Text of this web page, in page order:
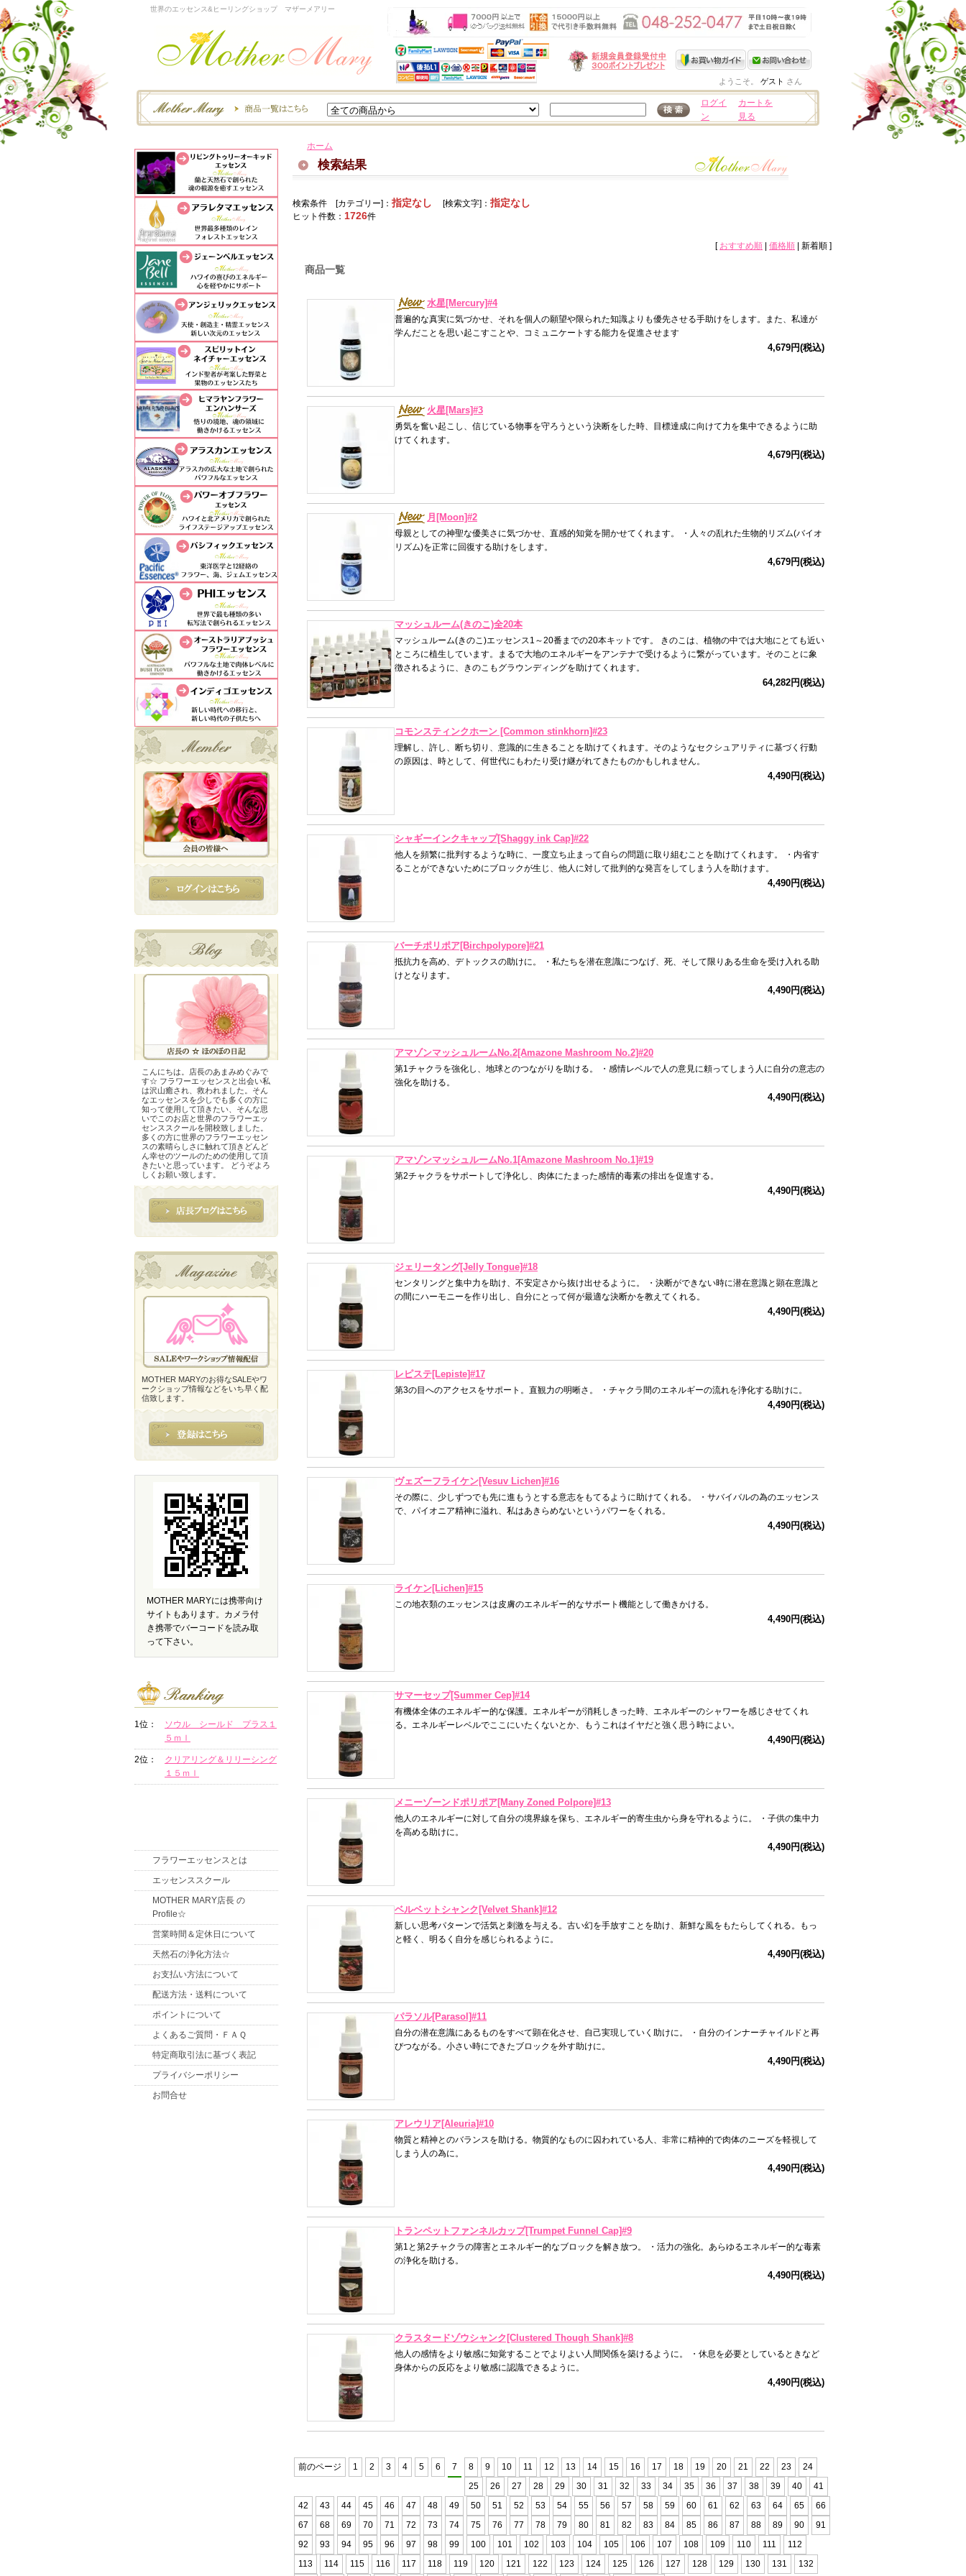
世界のエッセンス&ヒーリングショップ マザーメアリー
ようこそ。 ゲスト さん
ログイ
ン
カートを
見る
ホーム
検索結果
検索条件 [カテゴリー]： 指定なし [検索文字]： 指定なし
ヒット件数： 1726件
[ おすすめ順 価格順 | 新着順 ]
商品一覧
水星[Mercury]#4
普遍的な真実に気づかせ、それを個人の願望や限られた知識よりも優先させる手助けをします。また、私達が
学んだことを思い起こすことや、コミュニケートする能力を促進させます
4,679円(税込)
火星[Mars]#3
勇気を奮い起こし、信じている物事を守ろうという決断をした時、目標達成に向けて力を集中できるように助
けてくれます。
4,679円(税込)
月[Moon]#2
母親としての神聖な優美さに気づかせ、直感的知覚を開かせてくれます。 ・人々の乱れた生物的リズム(バイオ
リズム)を正常に回復する助けをします。
4,679円(税込)
マッシュルーム(きのこ)全20本
マッシュルーム(きのこ)エッセンス1～20番までの20本キットです。 きのこは、植物の中では大地にとても近い
ところに植生しています。まるで大地のエネルギーをアンテナで受けるように繋がっています。そのことに象
徴されるように、きのこもグラウンディングを助けてくれます。
64,282円(税込)
コモンスティンクホーン [Common stinkhorn]#23
理解し、許し、断ち切り、意識的に生きることを助けてくれます。そのようなセクシュアリティに基づく行動
の原因は、時として、何世代にもわたり受け継がれてきたものかもしれません。
4,490円(税込)
シャギーインクキャップ[Shaggy ink Cap]#22
他人を頻繁に批判するような時に、一度立ち止まって自らの問題に取り組むことを助けてくれます。 ・内省す
ることができないためにブロックが生じ、他人に対して批判的な発言をしてしまう人を助けます。
4,490円(税込)
バーチポリポア[Birchpolypore]#21
抵抗力を高め、デトックスの助けに。 ・私たちを潜在意識につなげ、死、そして限りある生命を受け入れる助
けとなります。
4,490円(税込)
アマゾンマッシュルームNo.2[Amazone Mashroom No.2]#20
第1チャクラを強化し、地球とのつながりを助ける。 ・感情レベルで人の意見に頼ってしまう人に自分の意志の
強化を助ける。
4,490円(税込)
アマゾンマッシュルームNo.1[Amazone Mashroom No.1]#19
第2チャクラをサポートして浄化し、肉体にたまった感情的毒素の排出を促進する。
4,490円(税込)
ジェリータング[Jelly Tongue]#18
センタリングと集中力を助け、不安定さから抜け出せるように。 ・決断ができない時に潜在意識と顕在意識と
の間にハーモニーを作り出し、自分にとって何が最適な決断かを教えてくれる。
4,490円(税込)
レピステ[Lepiste]#17
第3の目へのアクセスをサポート。直観力の明晰さ。 ・チャクラ間のエネルギーの流れを浄化する助けに。
4,490円(税込)
ヴェズーフライケン[Vesuv Lichen]#16
その際に、少しずつでも先に進もうとする意志をもてるように助けてくれる。 ・サバイバルの為のエッセンス
で、パイオニア精神に溢れ、私はあきらめないというパワーをくれる。
4,490円(税込)
ライケン[Lichen]#15
この地衣類のエッセンスは皮膚のエネルギー的なサポート機能として働きかける。
4,490円(税込)
サマーセップ[Summer Cep]#14
有機体全体のエネルギー的な保護。エネルギーが消耗しきった時、エネルギーのシャワーを感じさせてくれ
る。エネルギーレベルでここにいたくないとか、もうこれはイヤだと強く思う時によい。
4,490円(税込)
メニーゾーンドポリポア[Many Zoned Polpore]#13
他人のエネルギーに対して自分の境界線を保ち、エネルギー的寄生虫から身を守れるように。 ・子供の集中力
を高める助けに。
4,490円(税込)
ベルベットシャンク[Velvet Shank]#12
新しい思考パターンで活気と刺激を与える。古い幻を手放すことを助け、新鮮な風をもたらしてくれる。もっ
と軽く、明るく自分を感じられるように。
4,490円(税込)
パラソル[Parasol]#11
自分の潜在意識にあるものをすべて顕在化させ、自己実現していく助けに。 ・自分のインナーチャイルドと再
びつながる。小さい時にできたブロックを外す助けに。
4,490円(税込)
アレウリア[Aleuria]#10
物質と精神とのバランスを助ける。物質的なものに囚われている人、非常に精神的で肉体のニーズを軽視して
しまう人の為に。
4,490円(税込)
トランペットファンネルカップ[Trumpet Funnel Cap]#9
第1と第2チャクラの障害とエネルギー的なブロックを解き放つ。 ・活力の強化。あらゆるエネルギー的な毒素
の浄化を助ける。
4,490円(税込)
クラスタードゾウシャンク[Clustered Though Shank]#8
他人の感情をより敏感に知覚することでよりよい人間関係を築けるように。 ・休息を必要としているときなど
身体からの反応をより敏感に認識できるように。
4,490円(税込)
前のページ 1 2 3 4 5 6 7 8 9 10 11 12 13 14 15 16 17 18 19 20 21 22 23
24
25
26 27 28 29 30 31 32 33 34 35 36 37 38 39 40
41
42
43 44 45 46 47 48 49 50 51 52 53 54 55 56 57 58 59 60 61 62 63 64 65
66
67
68 69 70 71 72 73 74 75 76 77 78 79 80 81 82 83 84 85 86 87 88 89 90
91
92
93 94 95 96 97 98 99 100 101 102 103 104 105 106 107 108 109 110 111
112
113
114 115 116 117 118 119 120 121 122 123 124 125 126 127 128 129 130 131 132
こんにちは。店長のあまみめぐみで
す☆ フラワーエッセンスと出会い私
は沢山癒され、救われました。そん
なエッセンスを少しでも多くの方に
知って使用して頂きたい、そんな思
いでこのお店と世界のフラワーエッ
センススクールを開校致しました。
多くの方に世界のフラワーエッセン
スの素晴らしさに触れて頂きどんど
ん幸せのツールのための使用して頂
きたいと思っています。 どうぞよろ
しくお願い致します。
MOTHER MARYのお得なSALEやワ
ークショップ情報などをいち早く配
信致します。
MOTHER MARYには携帯向け
サイトもあります。カメラ付
き携帯でバーコードを読み取
って下さい。
1位：
ソウル シールド プラス１
５ｍｌ
2位：
クリアリング＆リリーシング
１５ｍｌ
フラワーエッセンスとは
エッセンススクール
MOTHER MARY店長 の
Profile☆
営業時間＆定休日について
天然石の浄化方法☆
お支払い方法について
配送方法・送料について
ポイントについて
よくあるご質問・ＦＡＱ
特定商取引法に基づく表記
プライバシーポリシー
お問合せ